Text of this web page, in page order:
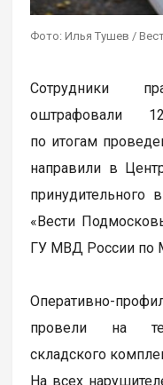
Фото: Илья Тушев /
Сотрудники
оштрафовали
по итогам
направили в
«Вести
ГУ МВД России по
Оперативно-
провели на
складского
На всех